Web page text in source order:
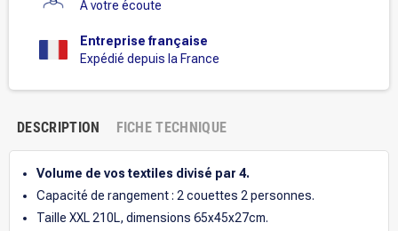
A votre écoute
Entreprise française
Expédié depuis la France
DESCRIPTION FICHE TECHNIQUE
Volume de vos textiles divisé par 4.
Capacité de rangement : 2 couettes 2 personnes.
Taille XXL 210L, dimensions 65x45x27cm.